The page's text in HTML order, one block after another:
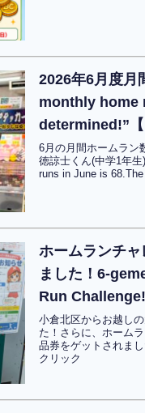
2026年6月度月
monthly home
determined!”【
6月の月間ホームラン
徳諒士くん(中学1年
runs in June is
ホームランチ
ました！6-
Run Challenge!
小倉北区からお越し
た！さらに、ホーム
品券をゲットされま
クリック